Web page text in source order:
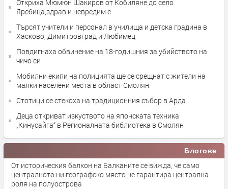
Откриха Мюмюн Шакиров от Кобиляне до село
Яребица,здрав и невредим е
Търсят учители и персонал в училища и детска градина в
Хасково, Димитровград и Любимец
Повдигнаха обвинение на 18-годишния за убийството на
чичо си
Мобилни екипи на полицията ще се срещнат с жители на
малки населени места в област Смолян
Стотици се стекоха на традиционния събор в Арда
Деца откриват изкуството на японската техника
„Кинусайга“ в Регионалната библиотека в Смолян
Блогове
От историческия балкон на Балканите се вижда, че само
централното ни географско място не гарантира централна
роля на полуострова